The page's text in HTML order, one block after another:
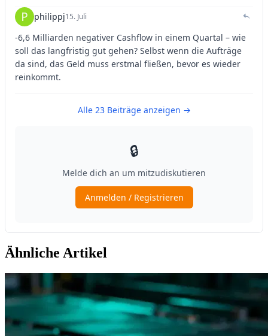
Ähnliche Artikel